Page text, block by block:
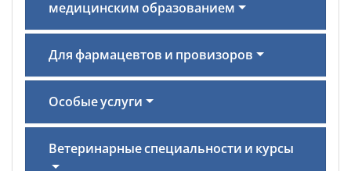
медицинским образованием
Для фармацевтов и провизоров
Особые услуги
Ветеринарные специальности и курсы